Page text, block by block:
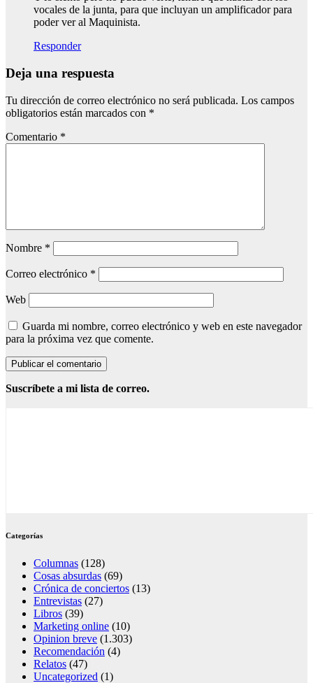
vocales de la junta, para que incluyan un amplificador para
poder ver al Maquinista.
Responder
Deja una respuesta
Tu dirección de correo electrónico no será publicada. Los campos
obligatorios están marcados con *
Comentario *
Nombre *
Correo electrónico *
Web
Guarda mi nombre, correo electrónico y web en este navegador
para la próxima vez que comente.
Suscríbete a mi lista de correo.
Categorías
Columnas (128)
Cosas absurdas (69)
Crónica de conciertos (13)
Entrevistas (27)
Libros (39)
Marketing online (10)
Opinion breve (1.303)
Recomendación (4)
Relatos (47)
Uncategorized (1)